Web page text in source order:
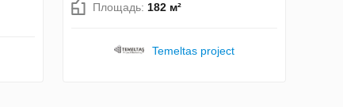
Площадь: 182 м²
Temeltas project